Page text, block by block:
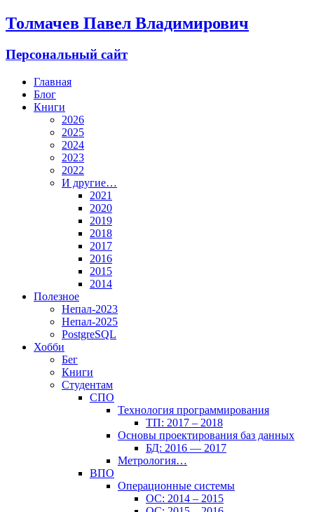
Толмачев Павел Владимирович
Персональный сайт
Главная
Блог
Книги
2026
2025
2024
2023
2022
И другие…
2021
2020
2019
2018
2017
2016
2015
2014
Полезное
Непал-2023
Непал-2025
PostgreSQL
Хобби
Бег
Книги
Студентам
СПО
Технология программирования
ТП: 2017 – 2018
Основы проектирования баз данных
БД: 2016 — 2017
Метрология…
ВПО
Операционные системы
ОС: 2014 – 2015